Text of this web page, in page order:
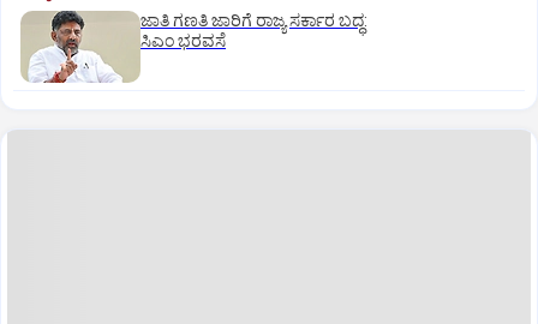
ಜಾತಿ ಗಣತಿ ಜಾರಿಗೆ ರಾಜ್ಯ ಸರ್ಕಾರ ಬದ್ಧ:
ಸಿಎಂ ಭರವಸೆ